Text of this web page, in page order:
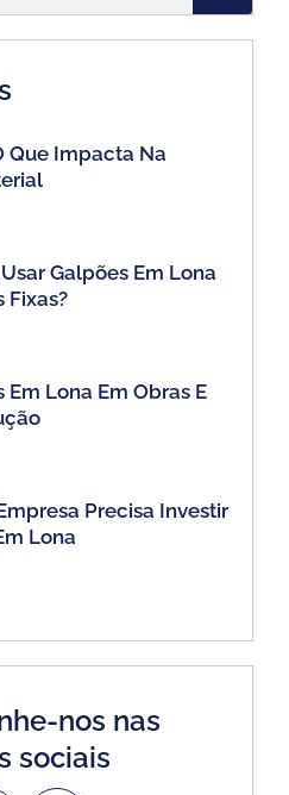
Que Impacta Na
Galpões Em Lona
Fixas?
Lona Em Obras E
Precisa Investir
Lona
nos nas
sociais